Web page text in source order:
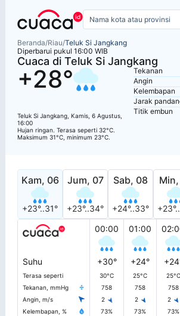
Beranda/Riau/Teluk Si Jangkang
Diperbarui pukul 16:00 WIB
Cuaca di Teluk Si Jangkang
+28°
Teluk Si Jangkang, Kamis, 6 Agustus,
16:00
Hujan ringan. Terasa seperti 32°C.
Maksimum 31°C, minimum 23°C.
Tekanan
Angin
Kelembapan
Jarak
Titik embun
Kam, 06
+23°..31°
Jum, 07
+23°..34°
Sab, 08
+24°..33°
00:00
01:00
Suhu +30° +24°
Terasa seperti 30°C 25°C 25°C
Tekanan, mmHg
758 758 758
Angin, m/s
2 2 2
Kelembapan, %
73% 73% 73%